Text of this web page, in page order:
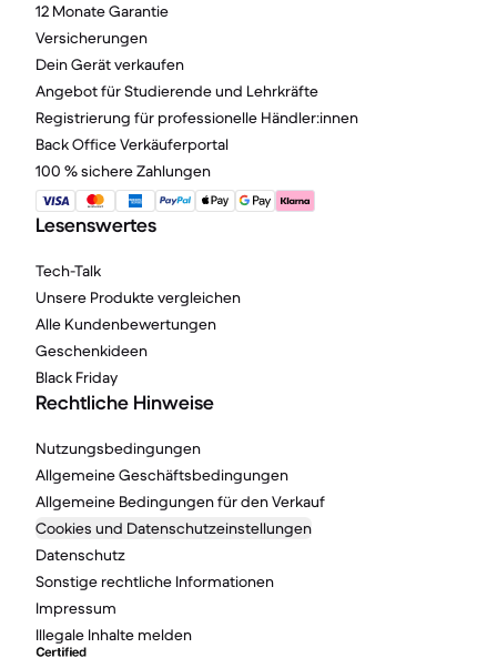
12 Monate Garantie
Versicherungen
Dein Gerät verkaufen
Angebot für Studierende und Lehrkräfte
Registrierung für professionelle Händler:innen
Back Office Verkäuferportal
100 % sichere Zahlungen
Lesenswertes
Tech-Talk
Unsere Produkte vergleichen
Alle Kundenbewertungen
Geschenkideen
Black Friday
Rechtliche Hinweise
Nutzungsbedingungen
Allgemeine Geschäftsbedingungen
Allgemeine Bedingungen für den Verkauf
Cookies und Datenschutzeinstellungen
Datenschutz
Sonstige rechtliche Informationen
Impressum
Illegale Inhalte melden